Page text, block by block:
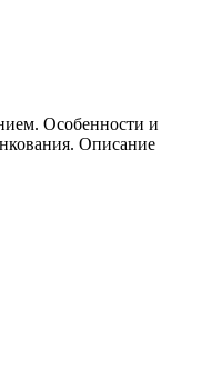
Особенности и
Описание